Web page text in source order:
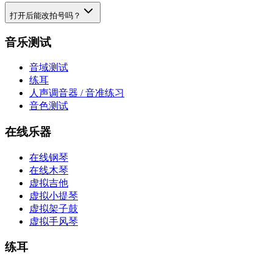
打开后能改拍号吗？
音乐测试
音域测试
练耳
人声调音器 / 音准练习
音色测试
在线乐器
在线钢琴
在线木琴
虚拟吉他
虚拟小提琴
虚拟架子鼓
虚拟手风琴
练耳